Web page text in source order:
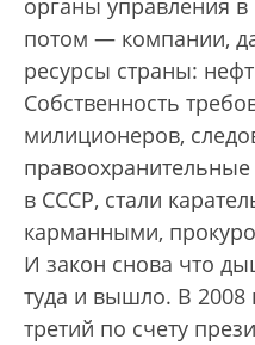
органы управления в
потом — компании,
ресурсы страны:
Собственность
милиционеров,
в СССР, стали
карманными,
И закон снова что
туда и вышло. В 2008
третий по счету